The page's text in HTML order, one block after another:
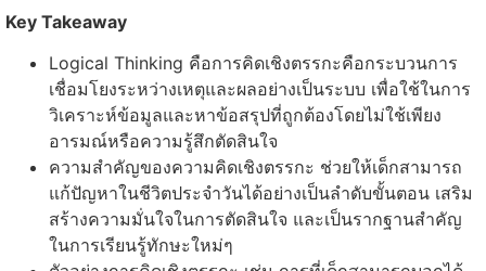
Key Takeaway
Logical Thinking คือการคิดเชิงตรรกะคือกระบวนการ
เชื่อมโยงระหว่างเหตุและผลอย่างเป็นระบบ เพื่อใช้ในการ
วิเคราะห์ข้อมูลและหาข้อสรุปที่ถูกต้องโดยไม่ใช้เพียง
อารมณ์หรือความรู้สึกตัดสินใจ
ความสำคัญของความคิดเชิงตรรกะ ช่วยให้เด็กสามารถ
แก้ปัญหาในชีวิตประจำวันได้อย่างเป็นลำดับขั้นตอน เสริม
สร้างความมั่นใจในการตัดสินใจ และเป็นรากฐานสำคัญ
ในการเรียนรู้ทักษะใหม่ๆ